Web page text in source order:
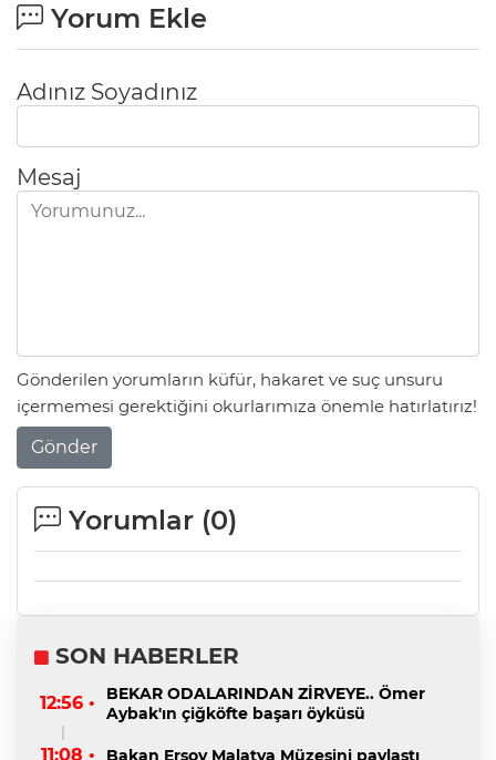
Yorum Ekle
Adınız Soyadınız
Mesaj
Gönderilen yorumların küfür, hakaret ve suç unsuru
içermemesi gerektiğini okurlarımıza önemle hatırlatırız!
Gönder
Yorumlar (0)
SON HABERLER
12:56 •
BEKAR ODALARINDAN ZİRVEYE.. Ömer
Aybak'ın çiğköfte başarı öyküsü
11:08 • Bakan Ersoy Malatya Müzesini paylaştı